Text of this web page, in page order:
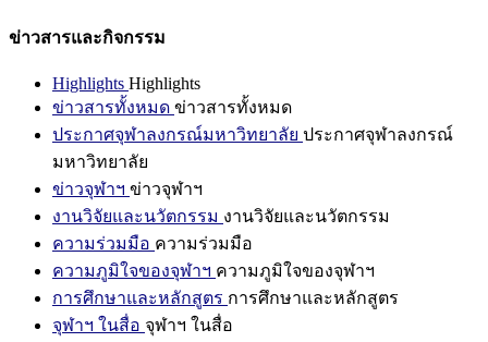
ข่าวสารและกิจกรรม
Highlights Highlights
ข่าวสารทั้งหมด ข่าวสารทั้งหมด
ประกาศจุฬาลงกรณ์มหาวิทยาลัย ประกาศจุฬาลงกรณ์
มหาวิทยาลัย
ข่าวจุฬาฯ ข่าวจุฬาฯ
งานวิจัยและนวัตกรรม งานวิจัยและนวัตกรรม
ความร่วมมือ ความร่วมมือ
ความภูมิใจของจุฬาฯ ความภูมิใจของจุฬาฯ
การศึกษาและหลักสูตร การศึกษาและหลักสูตร
จุฬาฯ ในสื่อ จุฬาฯ ในสื่อ